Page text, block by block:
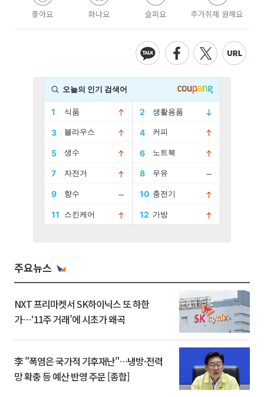
좋아요 화나요 슬퍼요 추가취재 원해요
주요뉴스
NXT 프리마켓서 SK하이닉스 또 하한
가⋯‘11주 거래’에 시초가 왜곡
李 "폭염은 국가적 기후재난"…냉방·전력
망 확충 등 예산 반영 주문 [종합]